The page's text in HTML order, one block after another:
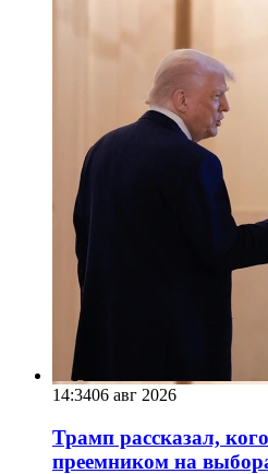
14:3406 авг 2026
Трамп рассказал,
преемником на